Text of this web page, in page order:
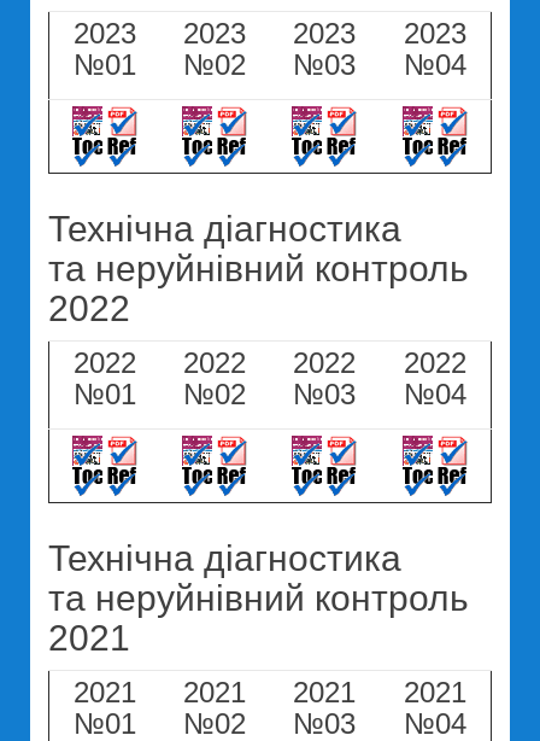
2023
№01
2023
№02
2023
№03
2023
№04
Технічна діагностика
та неруйнівний контроль
2022
2022
№01
2022
№02
2022
№03
2022
№04
Технічна діагностика
та неруйнівний контроль
2021
2021
№01
2021
№02
2021
№03
2021
№04